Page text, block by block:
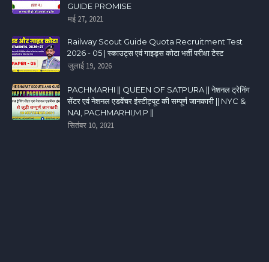
GUIDE PROMISE
मई 27, 2021
Railway Scout Guide Quota Recruitment Test
2026 - 05 | स्काउट्स एवं गाइड्स कोटा भर्ती परीक्षा टेस्ट
जुलाई 19, 2026
PACHMARHI || QUEEN OF SATPURA || नेशनल ट्रेनिंग
सेंटर एवं नेशनल एडवेंचर इंस्टीट्यूट की सम्पूर्ण जानकारी || NYC &
NAI, PACHMARHI,M.P ||
सितंबर 10, 2021